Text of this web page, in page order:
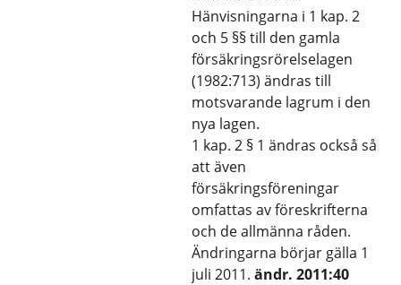
Hänvisningarna i 1 kap. 2
och 5 §§ till den gamla
försäkringsrörelselagen
(1982:713) ändras till
motsvarande lagrum i den
nya lagen.
1 kap. 2 § 1 ändras också så
att även
försäkringsföreningar
omfattas av föreskrifterna
och de allmänna råden.
Ändringarna börjar gälla 1
juli 2011. ändr. 2011:40